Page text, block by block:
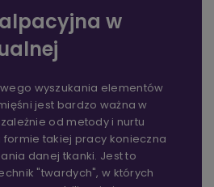
w
wyszukania elementów
jest bardzo ważna w
od metody i nurtu
takiej pracy konieczna
danej tkanki. Jest to
"twardych", w których